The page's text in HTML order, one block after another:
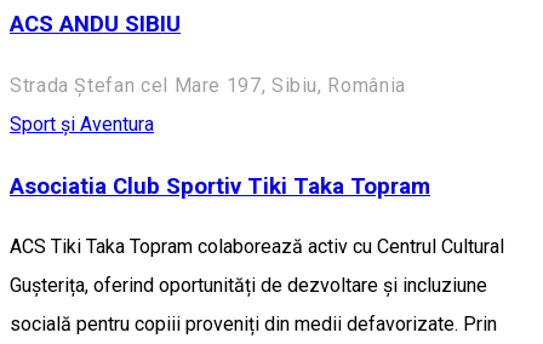
ACS ANDU SIBIU
Strada Ștefan cel Mare 197, Sibiu, România
Sport și Aventura
Asociatia Club Sportiv Tiki Taka Topram
ACS Tiki Taka Topram colaborează activ cu Centrul Cultural
Gușterița, oferind oportunități de dezvoltare și incluziune
socială pentru copiii proveniți din medii defavorizate. Prin